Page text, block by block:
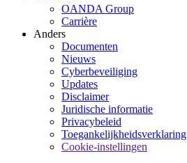
OANDA Group
Carrière
Anders
Documenten
Nieuws
Cyberbeveiliging
Updates
Disclaimer
Juridische informatie
Privacybeleid
Toegankelijkheidsverklaring
Cookie-instellingen